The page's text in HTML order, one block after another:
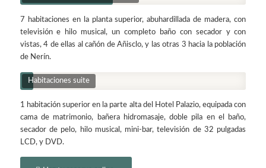
7 habitaciones en la planta superior, abuhardillada de madera, con
televisión e hilo musical, un completo baño con secador y con
vistas, 4 de ellas al cañón de Añisclo, y las otras 3 hacia la población
de Nerín.
Habitaciones suite
1 habitación superior en la parte alta del Hotel Palazio, equipada con
cama de matrimonio, bañera hidromasaje, doble pila en el baño,
secador de pelo, hilo musical, mini-bar, televisión de 32 pulgadas
LCD, y DVD.